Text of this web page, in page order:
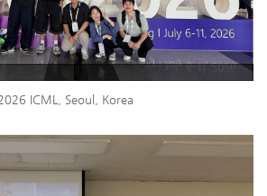
ICML, Seoul, Korea